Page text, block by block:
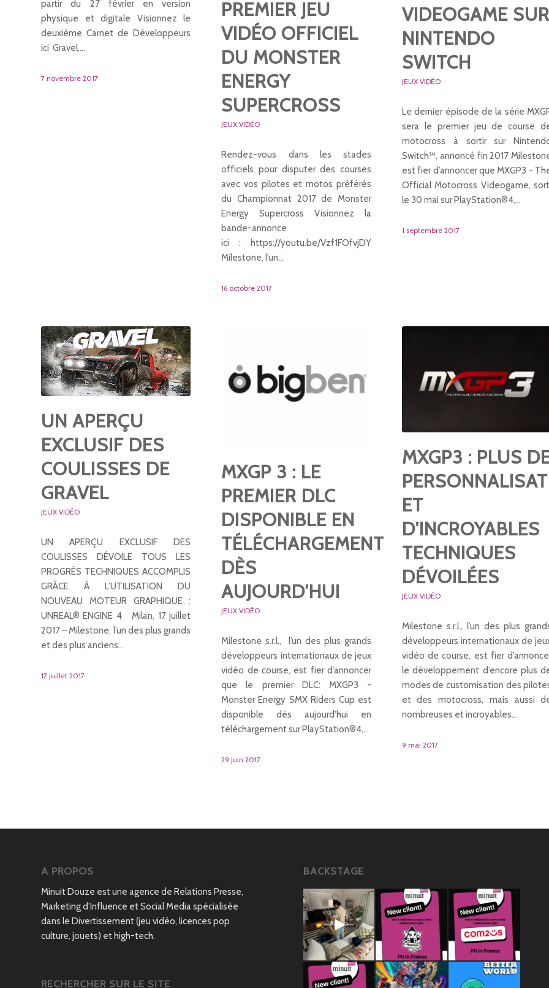
partir du 27 février en version
physique et digitale Visionnez le
deuxième Carnet de Développeurs
ici Gravel,…
7 novembre 2017
PREMIER JEU
VIDÉO OFFICIEL
DU MONSTER
ENERGY
SUPERCROSS
JEUX VIDÉO
Rendez-vous dans les stades
officiels pour disputer des courses
avec vos pilotes et motos préférés
du Championnat 2017 de Monster
Energy Supercross Visionnez la
bande-annonce
ici : https://youtu.be/Vzf1FOfvjDY
Milestone, l’un…
16 octobre 2017
VIDEOGAME SUR
NINTENDO
SWITCH
JEUX VIDÉO
Le dernier épisode de la série
sera le premier jeu de course
motocross à sortir sur
Switch™, annoncé fin 2017
est fier d’annoncer que MXGP3 -
Official Motocross Videogame,
le 30 mai sur PlayStation®4,…
1 septembre 2017
UN APERÇU
EXCLUSIF DES
COULISSES DE
GRAVEL
JEUX VIDÉO
UN APERÇU EXCLUSIF DES
COULISSES DÉVOILE TOUS LES
PROGRÈS TECHNIQUES ACCOMPLIS
GRÂCE À L’UTILISATION DU
NOUVEAU MOTEUR GRAPHIQUE :
UNREAL® ENGINE 4 Milan, 17 juillet
2017 – Milestone, l’un des plus grands
et des plus anciens…
17 juillet 2017
MXGP 3 : LE
PREMIER DLC
DISPONIBLE EN
TÉLÉCHARGEMENT
DÈS
AUJOURD’HUI
JEUX VIDÉO
Milestone s.r.l., l’un des plus grands
développeurs internationaux de jeux
vidéo de course, est fier d’annoncer
que le premier DLC: MXGP3 -
Monster Energy SMX Riders Cup est
disponible dès aujourd'hui en
téléchargement sur PlayStation®4,…
29 juin 2017
MXGP3 : PLUS
ET
D’INCROYABLES
TECHNIQUES
DÉVOILÉES
JEUX VIDÉO
Milestone s.r.l., l’un des plus
développeurs internationaux de
vidéo de course, est fier
le développement d’encore plus
modes de customisation des
et des motocross, mais aussi
nombreuses et incroyables…
9 mai 2017
A PROPOS
Minuit Douze est une agence de Relations Presse,
Marketing d’Influence et Social Media spécialisée
dans le Divertissement (jeu vidéo, licences pop
culture, jouets) et high-tech.
RECHERCHER SUR LE SITE
BACKSTAGE